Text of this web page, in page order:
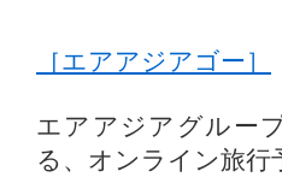
［エアアジアゴー］
エアアジアグルー
る、オンライン旅行